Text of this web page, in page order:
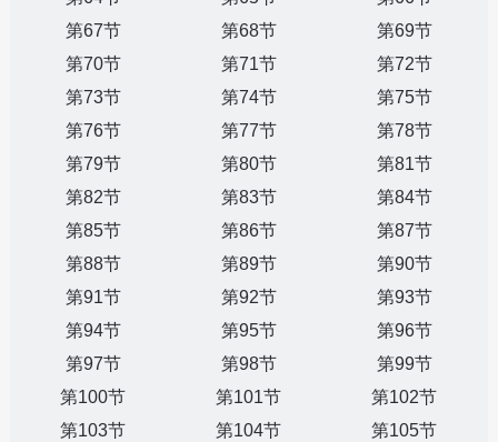
第67节
第68节
第69节
第70节
第71节
第72节
第73节
第74节
第75节
第76节
第77节
第78节
第79节
第80节
第81节
第82节
第83节
第84节
第85节
第86节
第87节
第88节
第89节
第90节
第91节
第92节
第93节
第94节
第95节
第96节
第97节
第98节
第99节
第100节
第101节
第102节
第103节
第104节
第105节